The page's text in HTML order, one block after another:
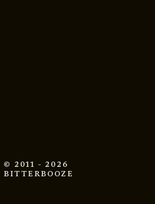
© 2011 - 2026
BITTERBOOZE